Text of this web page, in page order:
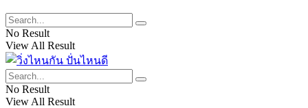
No Result
View All Result
No Result
View All Result